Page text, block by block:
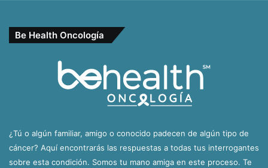
Be Health Oncología
¿Tú o algún familiar, amigo o conocido padecen de algún tipo de
cáncer? Aquí encontrarás las respuestas a todas tus interrogantes
sobre esta condición. Somos tu mano amiga en este proceso. Te